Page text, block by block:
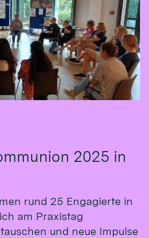
2025 in
rund 25 Engagierte in
am Praxistag
und neue Impulse